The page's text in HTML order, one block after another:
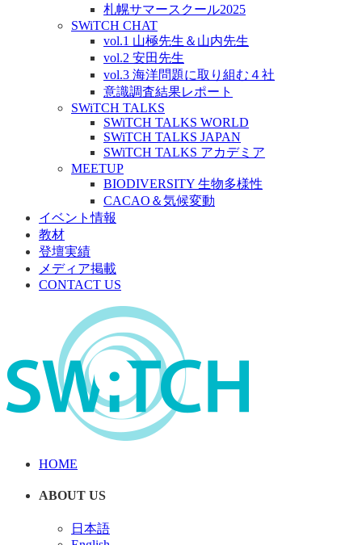
札幌サマースクール2025
SWiTCH CHAT
vol.1 山極先生＆山内先生
vol.2 安田先生
vol.3 海洋問題に取り組む４社
意識調査結果レポート
SWiTCH TALKS
SWiTCH TALKS WORLD
SWiTCH TALKS JAPAN
SWiTCH TALKS アカデミア
MEETUP
BIODIVERSITY 生物多様性
CACAO＆気候変動
イベント情報
教材
登壇実績
メディア掲載
CONTACT US
HOME
ABOUT US
日本語